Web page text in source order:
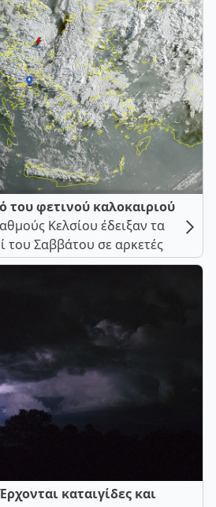
του φετινού καλοκαιριού
Κελσίου έδειξαν τα
του Σαββάτου σε αρκετές
καταιγίδες και